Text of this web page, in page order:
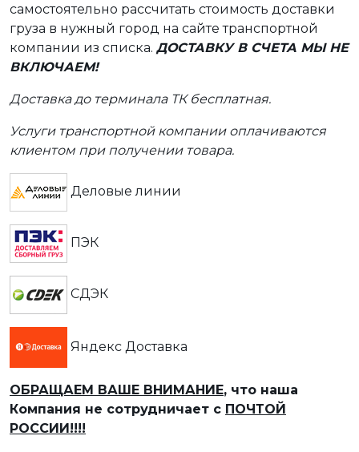
самостоятельно рассчитать стоимость доставки
груза в нужный город на сайте транспортной
компании из списка. ДОСТАВКУ В СЧЕТА МЫ НЕ
ВКЛЮЧАЕМ!
Доставка до терминала ТК бесплатная.
Услуги транспортной компании оплачиваются
клиентом при получении товара.
Деловые линии
ПЭК
СДЭК
Яндекс Доставка
ОБРАЩАЕМ ВАШЕ ВНИМАНИЕ, что наша
Компания не сотрудничает с ПОЧТОЙ
РОССИИ!!!!